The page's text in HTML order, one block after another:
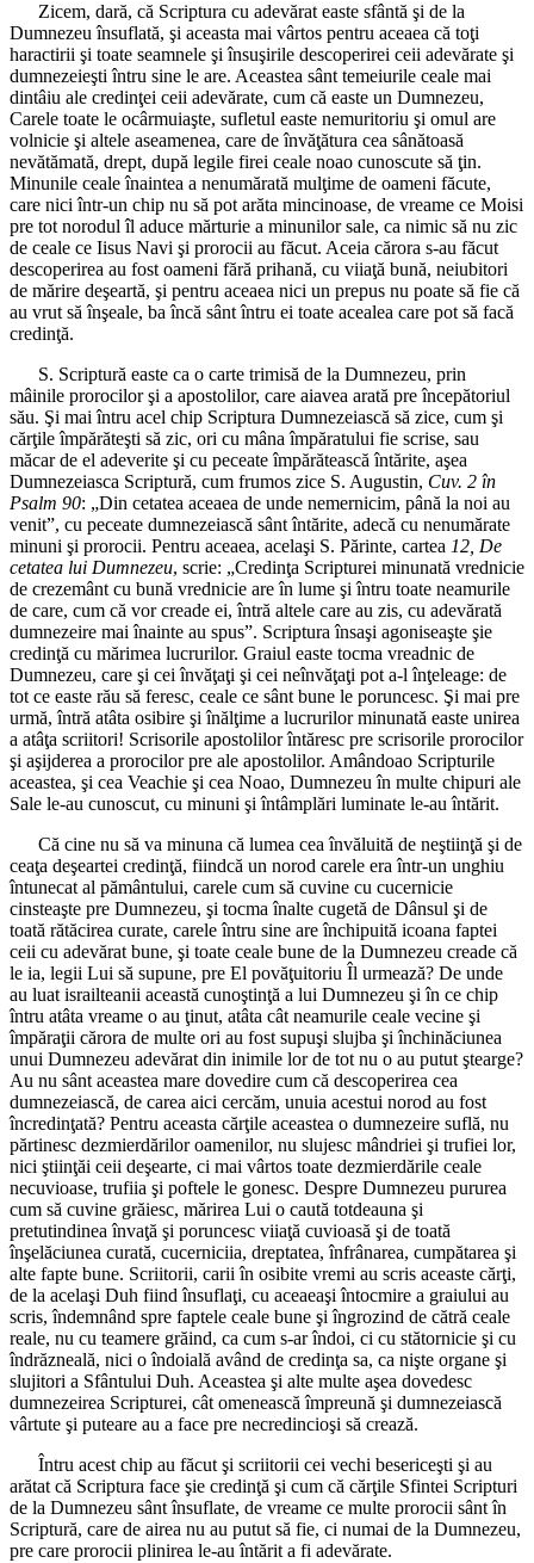
Zicem, dară, că Scriptura cu adevărat easte sfântă şi de la
Dumnezeu însuflată, şi aceasta mai vârtos pentru aceaea că toţi
haractirii şi toate seamnele şi însuşirile descoperirei ceii adevărate şi
dumnezeieşti întru sine le are. Aceastea sânt temeiurile ceale mai
dintâiu ale credinţei ceii adevărate, cum că easte un Dumnezeu,
Carele toate le ocârmuiaşte, sufletul easte nemuritoriu şi omul are
volnicie şi altele aseamenea, care de învăţătura cea sânătoasă
nevătămată, drept, după legile firei ceale noao cunoscute să ţin.
Minunile ceale înaintea a nenumărată mulţime de oameni făcute,
care nici într-un chip nu să pot arăta mincinoase, de vreame ce Moisi
pre tot norodul îl aduce mărturie a minunilor sale, ca nimic să nu zic
de ceale ce Iisus Navi şi prorocii au făcut. Aceia cărora s-au făcut
descoperirea au fost oameni fără prihană, cu viiaţă bună, neiubitori
de mărire deşeartă, şi pentru aceaea nici un prepus nu poate să fie că
au vrut să înşeale, ba încă sânt întru ei toate acealea care pot să facă
credinţă.
S. Scriptură easte ca o carte trimisă de la Dumnezeu, prin
mâinile prorocilor şi a apostolilor, care aiavea arată pre începătoriul
său. Şi mai întru acel chip Scriptura Dumnezeiască să zice, cum şi
cărţile împărăteşti să zic, ori cu mâna împăratului fie scrise, sau
măcar de el adeverite şi cu peceate împărătească întărite, aşea
Dumnezeiasca Scriptură, cum frumos zice S. Augustin, Cuv. 2 în
Psalm 90: „Din cetatea aceaea de unde nemernicim, până la noi au
venit”, cu peceate dumnezeiască sânt întărite, adecă cu nenumărate
minuni şi prorocii. Pentru aceaea, acelaşi S. Părinte, cartea 12, De
cetatea lui Dumnezeu, scrie: „Credinţa Scripturei minunată vrednicie
de crezemânt cu bună vrednicie are în lume şi întru toate neamurile
de care, cum că vor creade ei, întră altele care au zis, cu adevărată
dumnezeire mai înainte au spus”. Scriptura însaşi agoniseaşte şie
credinţă cu mărimea lucrurilor. Graiul easte tocma vreadnic de
Dumnezeu, care şi cei învăţaţi şi cei neînvăţaţi pot a-l înţeleage: de
tot ce easte rău să feresc, ceale ce sânt bune le poruncesc. Şi mai pre
urmă, întră atâta osibire şi înălţime a lucrurilor minunată easte unirea
a atâţa scriitori! Scrisorile apostolilor întăresc pre scrisorile prorocilor
şi aşijderea a prorocilor pre ale apostolilor. Amândoao Scripturile
aceastea, şi cea Veachie şi cea Noao, Dumnezeu în multe chipuri ale
Sale le-au cunoscut, cu minuni şi întâmplări luminate le-au întărit.
Că cine nu să va minuna că lumea cea învăluită de neştiinţă şi de
ceaţa deşeartei credinţă, fiindcă un norod carele era într-un unghiu
întunecat al pământului, carele cum să cuvine cu cucernicie
cinsteaşte pre Dumnezeu, şi tocma înalte cugetă de Dânsul şi de
toată rătăcirea curate, carele întru sine are închipuită icoana faptei
ceii cu adevărat bune, şi toate ceale bune de la Dumnezeu creade că
le ia, legii Lui să supune, pre El povăţuitoriu Îl urmează? De unde
au luat israilteanii această cunoştinţă a lui Dumnezeu şi în ce chip
întru atâta vreame o au ţinut, atâta cât neamurile ceale vecine şi
împăraţii cărora de multe ori au fost supuşi slujba şi închinăciunea
unui Dumnezeu adevărat din inimile lor de tot nu o au putut ştearge?
Au nu sânt aceastea mare dovedire cum că descoperirea cea
dumnezeiască, de carea aici cercăm, unuia acestui norod au fost
încredinţată? Pentru aceasta cărţile aceastea o dumnezeire suflă, nu
părtinesc dezmierdărilor oamenilor, nu slujesc mândriei şi trufiei lor,
nici ştiinţăi ceii deşearte, ci mai vârtos toate dezmierdările ceale
necuvioase, trufiia şi poftele le gonesc. Despre Dumnezeu pururea
cum să cuvine grăiesc, mărirea Lui o caută totdeauna şi
pretutindinea învaţă şi poruncesc viiaţă cuvioasă şi de toată
înşelăciunea curată, cucerniciia, dreptatea, înfrânarea, cumpătarea şi
alte fapte bune. Scriitorii, carii în osibite vremi au scris aceaste cărţi,
de la acelaşi Duh fiind însuflaţi, cu aceaeaşi întocmire a graiului au
scris, îndemnând spre faptele ceale bune şi îngrozind de cătră ceale
reale, nu cu teamere grăind, ca cum s-ar îndoi, ci cu stătornicie şi cu
îndrăzneală, nici o îndoială având de credinţa sa, ca nişte organe şi
slujitori a Sfântului Duh. Aceastea şi alte multe aşea dovedesc
dumnezeirea Scripturei, cât omenească împreună şi dumnezeiască
vârtute şi puteare au a face pre necredincioşi să crează.
Întru acest chip au făcut şi scriitorii cei vechi besericeşti şi au
arătat că Scriptura face şie credinţă şi cum că cărţile Sfintei Scripturi
de la Dumnezeu sânt însuflate, de vreame ce multe prorocii sânt în
Scriptură, care de airea nu au putut să fie, ci numai de la Dumnezeu,
pre care prorocii plinirea le-au întărit a fi adevărate.